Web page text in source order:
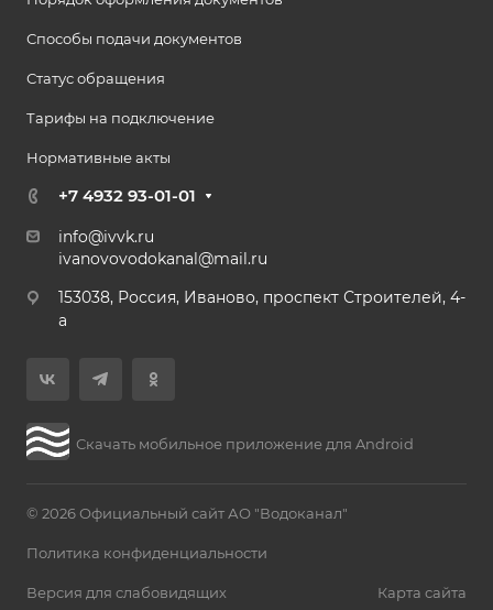
Способы подачи документов
Статус обращения
Тарифы на подключение
Нормативные акты
+7 4932 93-01-01
info@ivvk.ru
ivanovovodokanal@mail.ru
153038, Россия, Иваново, проспект Строителей, 4-
а
Скачать мобильное приложение для Android
© 2026 Официальный сайт АО "Водоканал"
Политика конфиденциальности
Версия для слабовидящих Карта сайта